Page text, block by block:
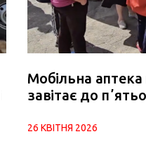
Мобільна
завітає до
26 КВІТНЯ 2026